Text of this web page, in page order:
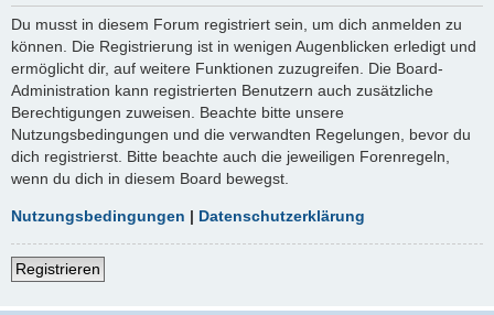
Du musst in diesem Forum registriert sein, um dich anmelden zu
können. Die Registrierung ist in wenigen Augenblicken erledigt und
ermöglicht dir, auf weitere Funktionen zuzugreifen. Die Board-
Administration kann registrierten Benutzern auch zusätzliche
Berechtigungen zuweisen. Beachte bitte unsere
Nutzungsbedingungen und die verwandten Regelungen, bevor du
dich registrierst. Bitte beachte auch die jeweiligen Forenregeln,
wenn du dich in diesem Board bewegst.
Nutzungsbedingungen | Datenschutzerklärung
Registrieren